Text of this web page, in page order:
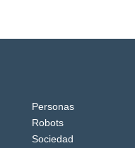
Personas
Robots
Sociedad